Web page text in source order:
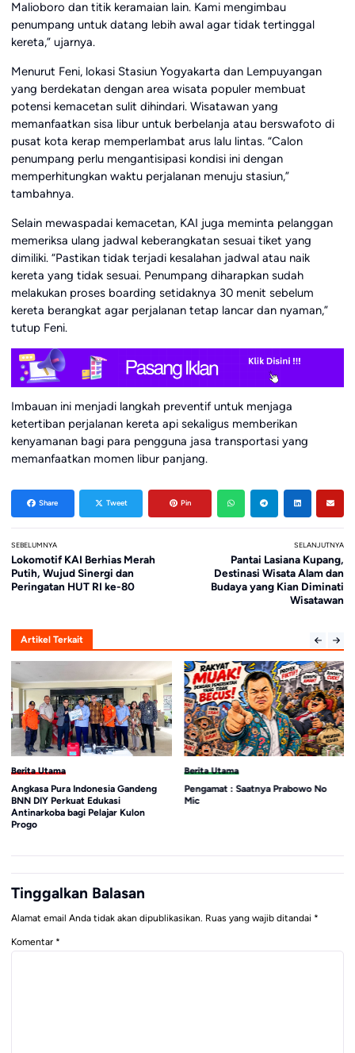
Malioboro dan titik keramaian lain. Kami mengimbau
penumpang untuk datang lebih awal agar tidak tertinggal
kereta,” ujarnya.
Menurut Feni, lokasi Stasiun Yogyakarta dan Lempuyangan
yang berdekatan dengan area wisata populer membuat
potensi kemacetan sulit dihindari. Wisatawan yang
memanfaatkan sisa libur untuk berbelanja atau berswafoto di
pusat kota kerap memperlambat arus lalu lintas. “Calon
penumpang perlu mengantisipasi kondisi ini dengan
memperhitungkan waktu perjalanan menuju stasiun,”
tambahnya.
Selain mewaspadai kemacetan, KAI juga meminta pelanggan
memeriksa ulang jadwal keberangkatan sesuai tiket yang
dimiliki. “Pastikan tidak terjadi kesalahan jadwal atau naik
kereta yang tidak sesuai. Penumpang diharapkan sudah
melakukan proses boarding setidaknya 30 menit sebelum
kereta berangkat agar perjalanan tetap lancar dan nyaman,”
tutup Feni.
Imbauan ini menjadi langkah preventif untuk menjaga
ketertiban perjalanan kereta api sekaligus memberikan
kenyamanan bagi para pengguna jasa transportasi yang
memanfaatkan momen libur panjang.
Share Tweet Pin
SEBELUMNYA
Lokomotif KAI Berhias Merah
Putih, Wujud Sinergi dan
Peringatan HUT RI ke-80
SELANJUTNYA
Pantai Lasiana Kupang,
Destinasi Wisata Alam dan
Budaya yang Kian Diminati
Wisatawan
Artikel Terkait
Berita Utama
Angkasa Pura Indonesia Gandeng
BNN DIY Perkuat Edukasi
Antinarkoba bagi Pelajar Kulon
Progo
Berita Utama
Pengamat : Saatnya Prabowo No
Mic
Tinggalkan Balasan
Alamat email Anda tidak akan dipublikasikan. Ruas yang wajib ditandai *
Komentar *